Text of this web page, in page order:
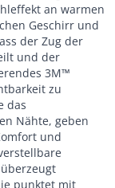
an warmen
Geschirr und
der Zug der
und der
3M™
zu
das
Nähte, geben
und
punktet mit